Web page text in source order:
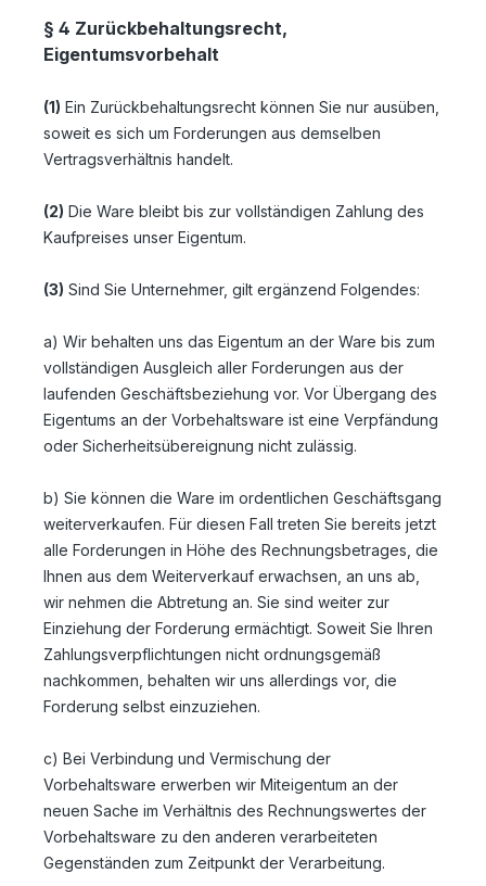
§ 4 Zurückbehaltungsrecht,
Eigentumsvorbehalt
(1) Ein Zurückbehaltungsrecht können Sie nur ausüben,
soweit es sich um Forderungen aus demselben
Vertragsverhältnis handelt.
(2) Die Ware bleibt bis zur vollständigen Zahlung des
Kaufpreises unser Eigentum.
(3) Sind Sie Unternehmer, gilt ergänzend Folgendes:
a) Wir behalten uns das Eigentum an der Ware bis zum
vollständigen Ausgleich aller Forderungen aus der
laufenden Geschäftsbeziehung vor. Vor Übergang des
Eigentums an der Vorbehaltsware ist eine Verpfändung
oder Sicherheitsübereignung nicht zulässig.
b) Sie können die Ware im ordentlichen Geschäftsgang
weiterverkaufen. Für diesen Fall treten Sie bereits jetzt
alle Forderungen in Höhe des Rechnungsbetrages, die
Ihnen aus dem Weiterverkauf erwachsen, an uns ab,
wir nehmen die Abtretung an. Sie sind weiter zur
Einziehung der Forderung ermächtigt. Soweit Sie Ihren
Zahlungsverpflichtungen nicht ordnungsgemäß
nachkommen, behalten wir uns allerdings vor, die
Forderung selbst einzuziehen.
c) Bei Verbindung und Vermischung der
Vorbehaltsware erwerben wir Miteigentum an der
neuen Sache im Verhältnis des Rechnungswertes der
Vorbehaltsware zu den anderen verarbeiteten
Gegenständen zum Zeitpunkt der Verarbeitung.